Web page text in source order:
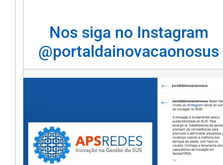
Nos siga no Instagram
@portaldainovacaonosus